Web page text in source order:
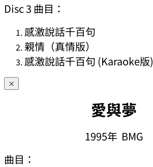
Disc 3 曲目：
感激說話千百句
親情（真情版）
感激說話千百句 (Karaoke版)
×
愛與夢
1995年 BMG
曲目：